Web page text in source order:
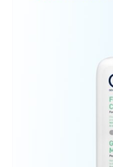
Медицински апрати